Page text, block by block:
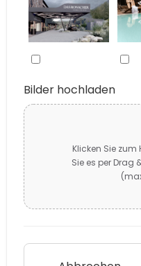
Bilder hochladen
Klicken Sie
Sie es per Drag